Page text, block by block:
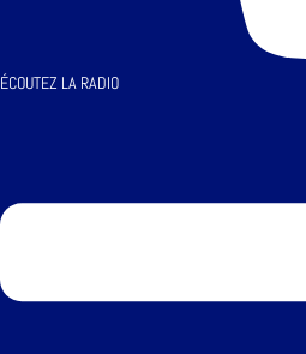
ÉCOUTEZ LA RADIO